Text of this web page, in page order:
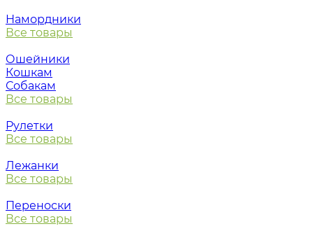
Намордники
Все товары
Ошейники
Кошкам
Собакам
Все товары
Рулетки
Все товары
Лежанки
Все товары
Переноски
Все товары